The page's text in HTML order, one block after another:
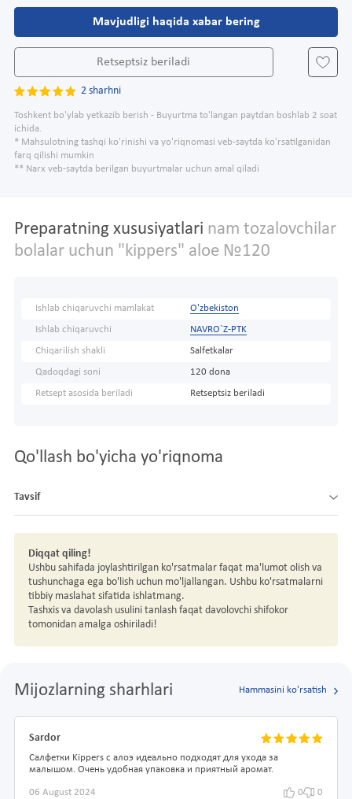
Mavjudligi haqida xabar bering
Retseptsiz beriladi
2 sharhni
Toshkent bo'ylab yetkazib berish - Buyurtma to'langan paytdan boshlab 2 soat
ichida.
* Mahsulotning tashqi ko'rinishi va yo'riqnomasi veb-saytda ko'rsatilganidan
farq qilishi mumkin
** Narx veb-saytda berilgan buyurtmalar uchun amal qiladi
Preparatning xususiyatlari nam tozalovchilar
bolalar uchun "kippers" aloe №120
Ishlab chiqaruvchi mamlakat O'zbekiston
Ishlab chiqaruvchi NAVRO`Z-PTK
Chiqarilish shakli Salfetkalar
Qadoqdagi soni 120 dona
Retsept asosida beriladi Retseptsiz beriladi
Qo'llash bo'yicha yo'riqnoma
Tavsif
Diqqat qiling!
Ushbu sahifada joylashtirilgan ko'rsatmalar faqat ma'lumot olish va
tushunchaga ega bo'lish uchun mo'ljallangan. Ushbu ko'rsatmalarni
tibbiy maslahat sifatida ishlatmang.
Tashxis va davolash usulini tanlash faqat davolovchi shifokor
tomonidan amalga oshiriladi!
Mijozlarning sharhlari Hammasini ko'rsatish
Sardor
Салфетки Kippers с алоэ идеально подходят для ухода за
малышом. Очень удобная упаковка и приятный аромат.
06 August 2024 0 0